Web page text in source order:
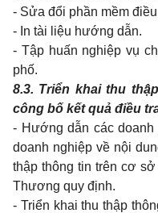
- Sửa đổi phần mềm điều
- In tài liệu hướng dẫn.
- Tập huấn nghiệp vụ
phố.
8.3. Triển khai thu
công bố kết quả điều
- Hướng dẫn các
doanh nghiệp về nội
thập thông tin trên cơ
Thương quy định.
- Triển khai thu thập